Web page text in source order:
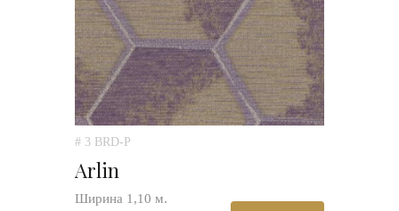
# 3 BRD-P
Arlin
Ширина 1,10 м.